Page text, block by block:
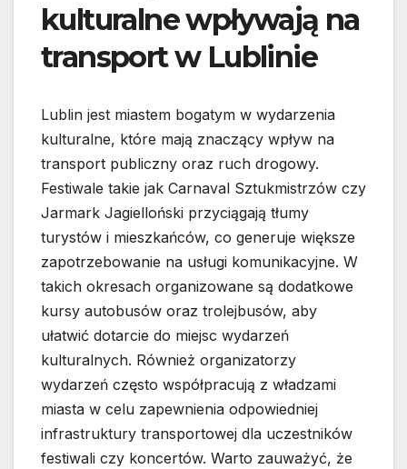
kulturalne wpływają na
transport w Lublinie
Lublin jest miastem bogatym w wydarzenia
kulturalne, które mają znaczący wpływ na
transport publiczny oraz ruch drogowy.
Festiwale takie jak Carnaval Sztukmistrzów czy
Jarmark Jagielloński przyciągają tłumy
turystów i mieszkańców, co generuje większe
zapotrzebowanie na usługi komunikacyjne. W
takich okresach organizowane są dodatkowe
kursy autobusów oraz trolejbusów, aby
ułatwić dotarcie do miejsc wydarzeń
kulturalnych. Również organizatorzy
wydarzeń często współpracują z władzami
miasta w celu zapewnienia odpowiedniej
infrastruktury transportowej dla uczestników
festiwali czy koncertów. Warto zauważyć, że